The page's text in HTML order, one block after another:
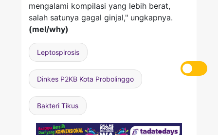
mengalami kompilasi yang lebih berat,
salah satunya gagal ginjal," ungkapnya.
(mel/why)
Leptospirosis
Dinkes P2KB Kota Probolinggo
Bakteri Tikus